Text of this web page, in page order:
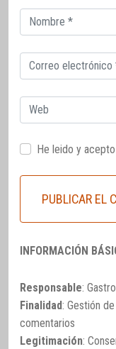
Correo
electrónico
Correo
electrónico
Web
He leido y
INFORMACIÓN
Responsable:
Finalidad: Gestión
comentarios
Legitimación: